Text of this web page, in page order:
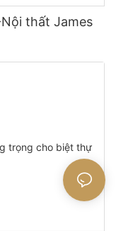
thất James